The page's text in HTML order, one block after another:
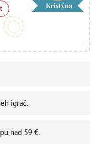
Kristýna
igrač.
nad 59 €.